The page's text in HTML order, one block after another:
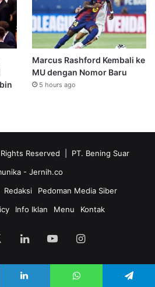
Marcus Rashford Kembali ke
MU dengan Nomor Baru
5 hours ago
Reserved | PT. Bening Suar
- Jernih.co
Redaksi
Pedoman Media Siber
Info Iklan Menu Kontak
LinkedInYouTubeInstagram